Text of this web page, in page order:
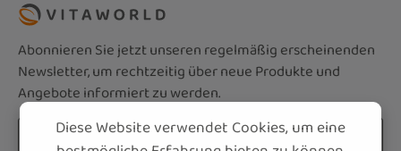
Abonnieren Sie jetzt unseren regelmäßig erscheinenden
Newsletter, um rechtzeitig über neue Produkte und
Angebote informiert zu werden.
E-Mail-Adresse*
Diese Website verwendet Cookies, um eine